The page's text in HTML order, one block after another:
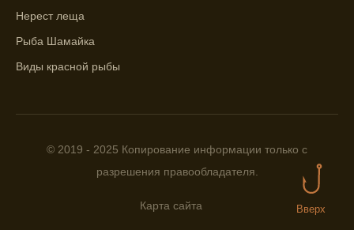
клева.
лучшие условия для успешной рыбалки.
прогнозы клева на разные дни года.
Приложение для рыболовов
предоставляет подробную информацию о
Нерест леща
Рыба Шамайка
Виды красной рыбы
© 2019 - 2025 Копирование информации только с
разрешения правообладателя.
Карта сайта Вверх